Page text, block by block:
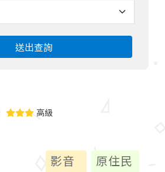
送出查詢
高級
影音
原住民